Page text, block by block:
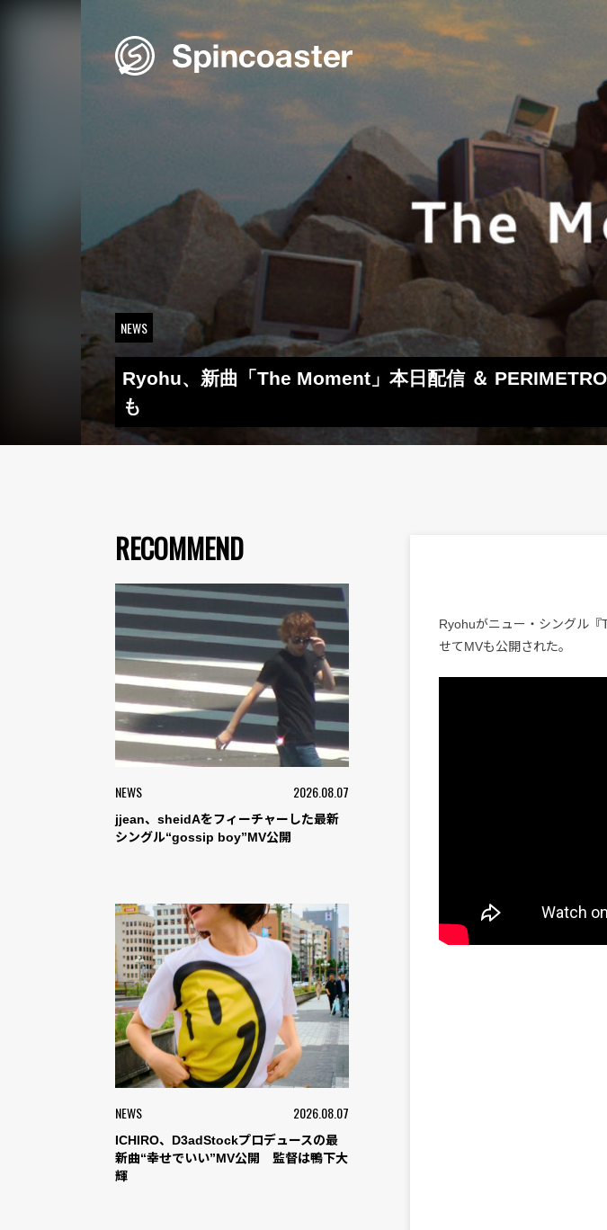
NEWS
Ryohu、新曲「The Moment」本日配信 ＆
も
RECOMMEND
NEWS 2026.08.07
jjean、sheidAをフィーチャーした最新
シングル“gossip boy”MV公開
NEWS 2026.08.07
ICHIRO、D3adStockプロデュースの最
新曲“幸せでいい”MV公開 監督は鴨下大
輝
Ryohuがニュー・シングル
せてMVも公開された。